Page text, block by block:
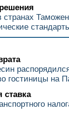
странах
гостиницы на
ставка